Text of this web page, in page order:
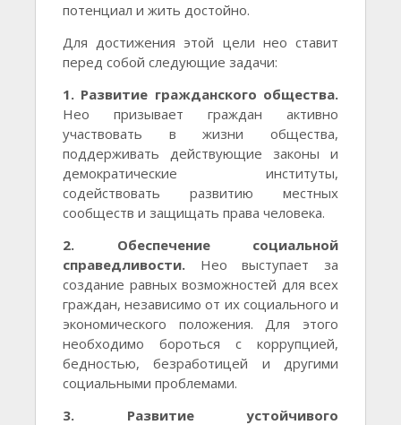
потенциал и жить достойно.
Для достижения этой цели нео ставит
перед собой следующие задачи:
1. Развитие гражданского общества.
Нео призывает граждан активно
участвовать в жизни общества,
поддерживать действующие законы и
демократические институты,
содействовать развитию местных
сообществ и защищать права человека.
2. Обеспечение социальной
справедливости. Нео выступает за
создание равных возможностей для всех
граждан, независимо от их социального и
экономического положения. Для этого
необходимо бороться с коррупцией,
бедностью, безработицей и другими
социальными проблемами.
3. Развитие устойчивого